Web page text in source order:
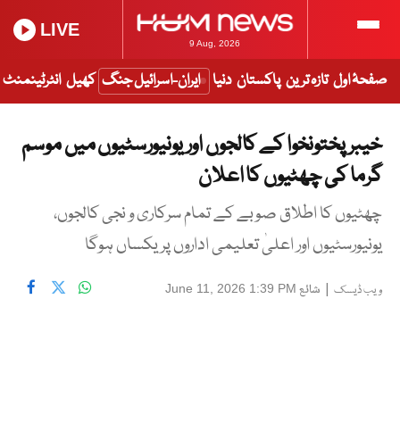
9 Aug, 2026
LIVE
صفحۂ اول تازہ ترین پاکستان دنیا ایران-اسرائیل جنگ کھیل انٹرٹینمنٹ
خیبر پختونخوا کے کالجوں اور یونیورسٹیوں میں موسم
گرما کی چھٹیوں کا اعلان
چھٹیوں کا اطلاق صوبے کے تمام سرکاری و نجی کالجوں،
یونیورسٹیوں اور اعلیٰ تعلیمی اداروں پر یکساں ہوگا
ویب ڈیسک | شائع June 11, 2026 1:39 PM